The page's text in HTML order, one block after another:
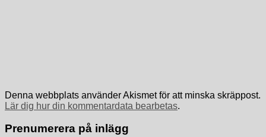
Denna webbplats använder Akismet för att minska skräppost.
Lär dig hur din kommentardata bearbetas.
Prenumerera på inlägg